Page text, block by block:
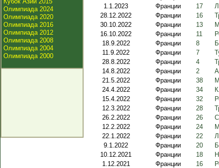
Олимпиада 2024
Олимпиада 2020
Олимпиада 2016
Олимпиада 2012
Олимпиада 2008
Олимпиада 2004
Олимпиада 2000
1.1.2023
Франции 17
28.12.2022
Франции 16
30.10.2022
Франции 13
16.10.2022
Франции 11
18.9.2022
Франции 8
11.9.2022
Франции 7
28.8.2022
Франции 4
14.8.2022
Франции 2
21.5.2022
Франции 38
24.4.2022
Франции 34
15.4.2022
Франции 32
12.3.2022
Франции 28
26.2.2022
Франции 26
12.2.2022
Франции 24
22.1.2022
Франции 22
9.1.2022
Франции 20
10.12.2021
Франции 18
1.12.2021
Франции 16